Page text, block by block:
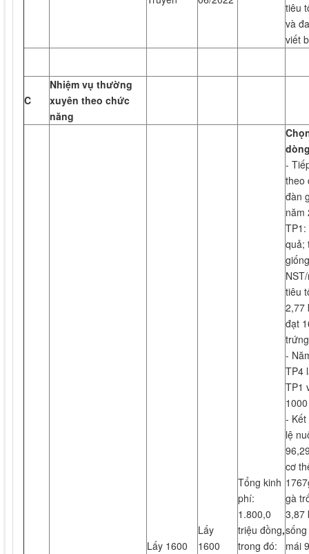
tiêu
và
viết
C
Nhiệm vụ thường
xuyên theo chức
năng
Lấy 1600
Lấy
1600
Tổng kinh
phí:
1.800,0
triệu đồng,
trong đó:
-
theo
đàn
năm
quả;
tiêu
2,77
đạt
-
TP4
TP1
- Kết
lệ
cơ
gà
3,87
mái